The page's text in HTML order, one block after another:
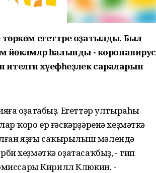
төркөм егеттәре оҙатылды. Был
йөкләмәләр һалынды - коронавирус
хәүефһеҙлек сараларын
оҙатабыҙ. Егеттәр ултыраһы
ҡоро ер ғәскәрҙәренә хеҙмәткә
яҙғы саҡырылыш мәлендә
хеҙмәткә оҙатасаҡбыҙ, - тип
Кирилл Клюкин. -